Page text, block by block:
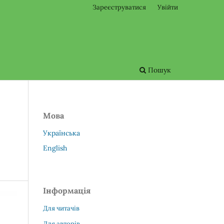
Пошук
Зареєструватися Увійти
Мова
Українська
English
Інформація
Для читачів